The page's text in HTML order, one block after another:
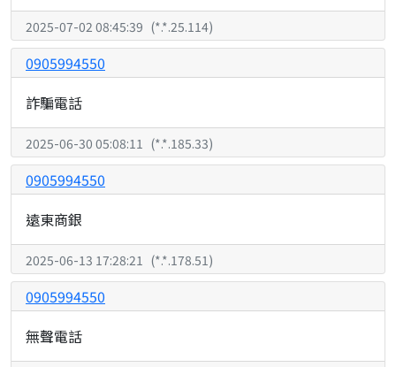
2025-07-02 08:45:39 (*.*.25.114)
0905994550
詐騙電話
2025-06-30 05:08:11 (*.*.185.33)
0905994550
遠東商銀
2025-06-13 17:28:21 (*.*.178.51)
0905994550
無聲電話